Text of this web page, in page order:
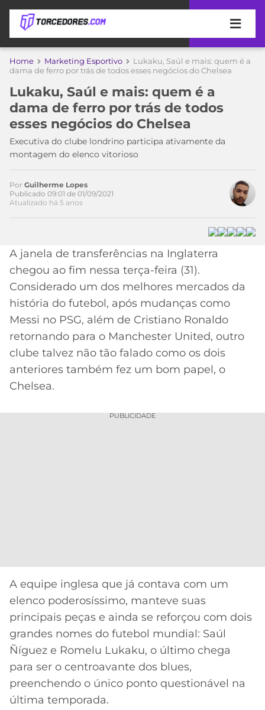
APOSTAS
DE
APOSTA
MELHORES
SITES
DE
APOSTAS
2026
BETBOOM
CÓDIGO
DE
INDICAÇÃO
BET365
CÓDIGO
BETANO
APPS
COPA
DO
MUNDO
TIMES
MEU
TIME
PALMEIRAS
CORINTHIANS
SÃO
PAULO
ATLÉTICO
MG
CRUZEIRO
CAMPEONATOS
SÉRIE
LIBERTADORES
COPA
DO
BRASIL
PREMIER
ESPORTIVA
MERCADO
DA
BOLA
PALPITES
Home Marketing Esportivo
Lukaku, Saúl e mais: quem é a
dama de ferro por trás de todos esses negócios do Chelsea
Lukaku, Saúl e mais: quem é a
dama de ferro por trás de todos
esses negócios do Chelsea
Executiva do clube londrino participa ativamente da
montagem do elenco vitorioso
Acesse o perfil do autor
no Twitter
Por Guilherme Lopes
Publicado 09:01 de 01/09/2021
Atualizado há 5 anos
A janela de transferências na Inglaterra
chegou ao fim nessa terça-feira (31).
Considerado um dos melhores mercados da
história do futebol, após mudanças como
Messi no PSG, além de Cristiano Ronaldo
retornando para o Manchester United, outro
clube talvez não tão falado como os dois
anteriores também fez um bom papel, o
Chelsea.
PUBLICIDADE
A equipe inglesa que já contava com um
elenco poderosíssimo, manteve suas
principais peças e ainda se reforçou com dois
grandes nomes do futebol mundial: Saúl
Ñíguez e Romelu Lukaku, o último chega
para ser o centroavante dos blues,
preenchendo o único ponto questionável na
última temporada.